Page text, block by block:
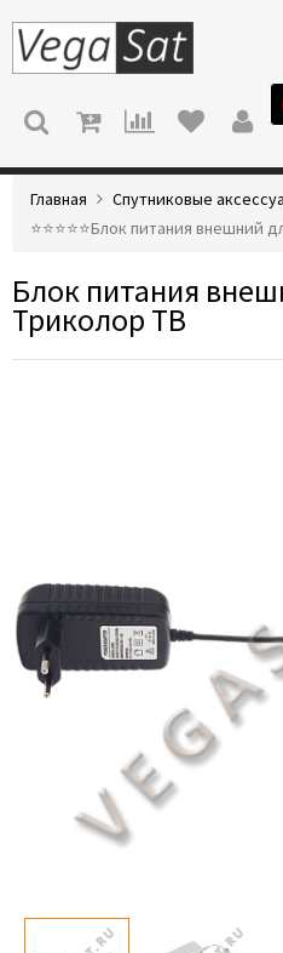
МЕНЮ
Главная Спутниковые
⭐️⭐️⭐️⭐️⭐️Блок питания внешний
Блок питания
Триколор ТВ